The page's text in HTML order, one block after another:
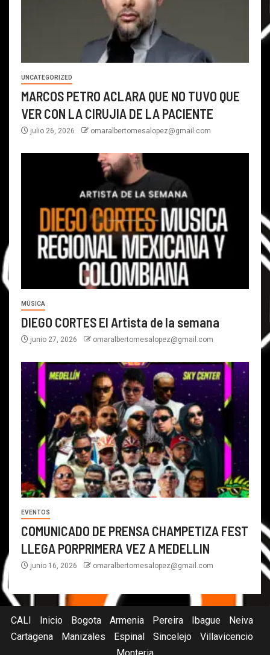
UNCATEGORIZED
MARCOS PETRO ACLARA QUE NO TUVO QUE
VER CON LA CIRUJIA DE LA PACIENTE
julio 26, 2026 omaralbertomesalopez@gmail.com
MÚSICA
DIEGO CORTES El Artista de la semana
junio 27, 2026 omaralbertomesalopez@gmail.com
EVENTOS
COMUNICADO DE PRENSA CHAMPETIZA FEST
LLEGA PORPRIMERA VEZ A MEDELLIN
junio 16, 2026 omaralbertomesalopez@gmail.com
CALI Inicio Bogota Armenia Pereira Ibague
Neiva
Cartagena
Manizales Espinal Sincelejo
Villavicencio